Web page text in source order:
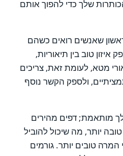
שלך כדי להפוך אותם
שאנשים רואים כשהם
טוב בין תיאוריות,
מטא, לעומת זאת, צריכים
ולספק הקשר נוסף
מותאמת; דפים מהירים
יותר, מה שיכול להוביל
המרה טובים יותר. גורמים